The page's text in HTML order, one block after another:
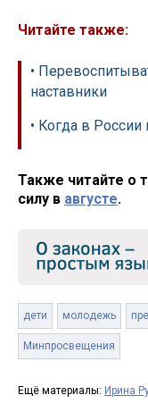
Читайте также:
•
наставники
• Когда в России
Также читайте о
силу в августе.
дети молодежь
Минпросвещения
Ещё материалы: Ирина